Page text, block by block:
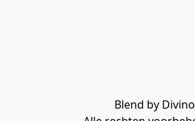
Blend by Divino